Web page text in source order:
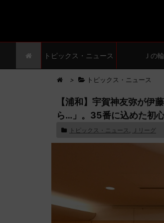
トピックス・ニュース Ｊの輪
> トピックス・ニュース
【浦和】宇賀神友弥が伊
ら…」。35番に込めた初
トピックス・ニュース , Ｊリーグ